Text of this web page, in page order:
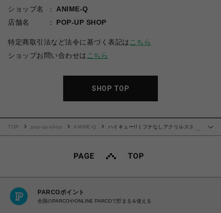
ショップ名
ANIME-Q
店舗名
POP-UP SHOP
特定商取引法など法令に基づく表記は こちら
ショップお問い合わせは こちら
SHOP TOP
TOP pop-up-shop ANIME-Q
ハイキュー!! | フチなしアクリルスタン
PARCOポイント
全国のPARCOやONLINE PARCOで貯まる＆使える